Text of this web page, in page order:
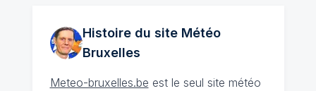
Histoire du site Météo
Bruxelles
Meteo-bruxelles.be est le seul site météo